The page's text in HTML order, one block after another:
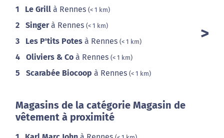
1 Le Grill à Rennes (< 1 km)
2 Singerà Rennes (< 1 km)
3 Les P'tits Potes à Rennes (< 1 km)
4 Oliviers & Co à Rennes (< 1 km)
5 Scarabée Biocoop à Rennes (< 1 km)
Magasins de la catégorie Magasin de
vêtement à proximité